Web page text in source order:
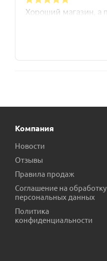
Компания
Новости
Отзывы
Правила продаж
Соглашение на обработку
персональных данных
Политика
конфиденциальности